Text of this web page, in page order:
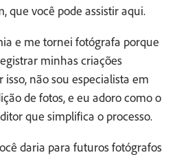
que você pode assistir aqui.
e me tornei fotógrafa porque
minhas criações
isso, não sou especialista em
de fotos, e eu adoro como o
que simplifica o processo.
daria para futuros fotógrafos